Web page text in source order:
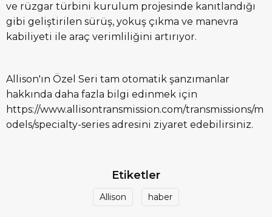
ve rüzgar türbini kurulum projesinde kanıtlandığı
gibi geliştirilen sürüş, yokuş çıkma ve manevra
kabiliyeti ile araç verimliliğini artırıyor.
Allison'ın Özel Seri tam otomatik şanzımanlar
hakkında daha fazla bilgi edinmek için
https://www.allisontransmission.com/transmissions/m
odels/specialty-series adresini ziyaret edebilirsiniz.
Etiketler
Allison haber